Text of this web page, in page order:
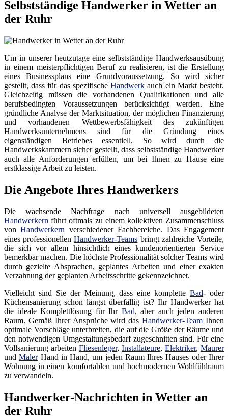
Selbstständige Handwerker in Wetter an
der Ruhr
Um in unserer heutzutage eine selbstständige Handwerksausübung
in einem meisterpflichtigen Beruf zu realisieren, ist die Erstellung
eines Businessplans eine Grundvoraussetzung. So wird sicher
gestellt, dass für das spezifischeHandwerk auch ein Markt besteht.
Gleichzeitig müssen die vorhandenen Qualifikationen und alle
berufsbedingten Voraussetzungen berücksichtigt werden. Eine
gründliche Analyse der Marktsituation, der möglichen Finanzierung
und vorhandenen Wettbewerbsfähigkeit des zukünftigen
Handwerksunternehmens sind für die Gründung eines
eigenständigen Betriebes essentiell. So wird durch die
Handwerkskammern sicher gestellt, dass selbstständige Handwerker
auch alle Anforderungen erfüllen, um bei Ihnen zu Hause eine
erstklassige Arbeit zu leisten.
Die Angebote Ihres Handwerkers
Die wachsende Nachfrage nach universell ausgebildeten
Handwerkern führt oftmals zu einem kollektiven Zusammenschluss
vonHandwerkern verschiedener Fachbereiche. Das Engagement
eines professionellenHandwerker-Teams bringt zahlreiche Vorteile,
die sich vor allem hinsichtlich eines kundenorientierten Service
bemerkbar machen. Die höchste Professionalität solcher Teams wird
durch gezielte Absprachen, geplantes Arbeiten und einer exakten
Verzahnung der geplanten Arbeitsschritte gekennzeichnet.
Vielleicht sind Sie der Meinung, dass eine kompletteBad- oder
Küchensanierung schon längst überfällig ist? Ihr Handwerker hat
die ideale Komplettlösung für Ihr Bad, aber auch jeden anderen
Raum. Gemäß Ihrer Ansprüche wird dasHandwerker-Team Ihnen
optimale Vorschläge unterbreiten, die auf die Größe der Räume und
den notwendigen Umgestaltungsbedarf zugeschnitten sind. Für eine
Vollsanierung arbeiten Fliesenleger, Installateure, Elektriker, Maurer
undMalerHand in Hand, um jeden Raum Ihres Hauses oder Ihrer
Wohnung in einen komfortablen und hochmodernen Wohlfühlraum
zu verwandeln.
Handwerker-Nachrichten in Wetter an
der Ruhr